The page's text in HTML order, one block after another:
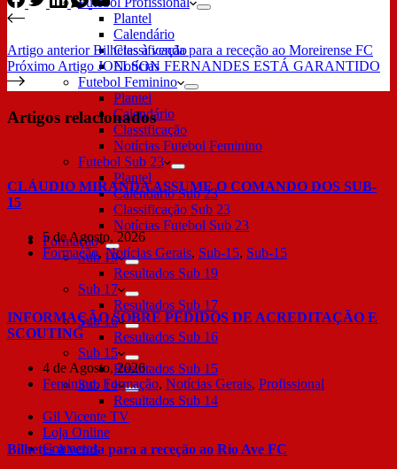
Plantel
Calendário
Classificação
Notícias
Futebol Feminino
Plantel
Calendário
Classificação
Notícias Futebol Feminino
Futebol Sub 23
Plantel
Calendário Sub 23
Classificação Sub 23
Notícias Futebol Sub 23
Formação
Sub 19
Resultados Sub 19
Sub 17
Resultados Sub 17
Sub 16
Resultados Sub 16
Sub 15
Resultados Sub 15
Sub 14
Resultados Sub 14
Gil Vicente TV
Loja Online
Contactos
Artigo anteriorBilhetes à venda para a receção ao Moreirense FC
Próximo Artigo JOELSON FERNANDES ESTÁ GARANTIDO
Artigos relacionados
CLÁUDIO MIRANDA ASSUME O COMANDO DOS SUB-
15
5 de Agosto, 2026
Formação,Notícias Gerais, Sub-15, Sub-15
INFORMAÇÃO SOBRE PEDIDOS DE ACREDITAÇÃO E
SCOUTING
4 de Agosto, 2026
Feminino,Formação, Notícias Gerais, Profissional
Bilhetes à venda para a receção ao Rio Ave FC